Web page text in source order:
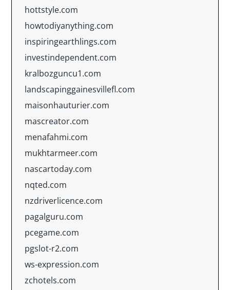
hottstyle.com
howtodiyanything.com
inspiringearthlings.com
investindependent.com
kralbozguncu1.com
landscapinggainesvillefl.com
maisonhauturier.com
mascreator.com
menafahmi.com
mukhtarmeer.com
nascartoday.com
nqted.com
nzdriverlicence.com
pagalguru.com
pcegame.com
pgslot-r2.com
ws-expression.com
zchotels.com